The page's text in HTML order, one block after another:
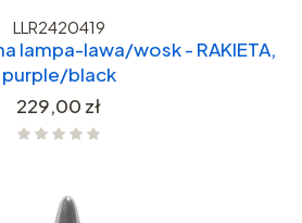
LLR2420419
lampa-lawa/wosk - RAKIETA,
purple/black
Cena
229,00 zł